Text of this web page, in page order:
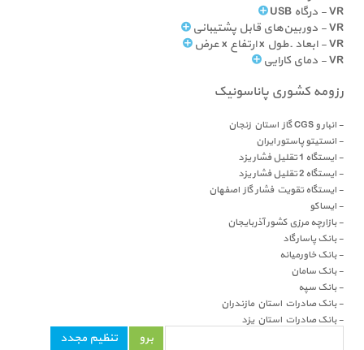
VR - درگاه USB
VR - دوربین‌های قابل پشتیبانی
VR - ابعاد ـ طول x ارتفاع x عرض
VR - دمای کارایی
رزومه کشوری پاناسونیک
- اسکله شهید حقانی بندر عباس
- الکترو مکانیک اردبیل
- انبار نفت ارومیه
- انبار نفت رشت
- انبار نفت شهریار
- انبار نفت قزوین
- انبار نفت قم
- انبار و CGS گاز استان زنجان
- انستیتو پاستور ایران
- ایستگاه 1 تقلیل فشار یزد
- ایستگاه 2 تقلیل فشار یزد
- ایستگاه تقویت فشار گاز اصفهان
- ایساکو
- بازارچه مرزی کشور آذربایجان
- بانک پاسارگاد
- بانک خاورمیانه
- بانک سامان
- بانک سپه
- بانک صادرات استان مازندران
- بانک صادرات استان یزد
- بانک کشاورزی